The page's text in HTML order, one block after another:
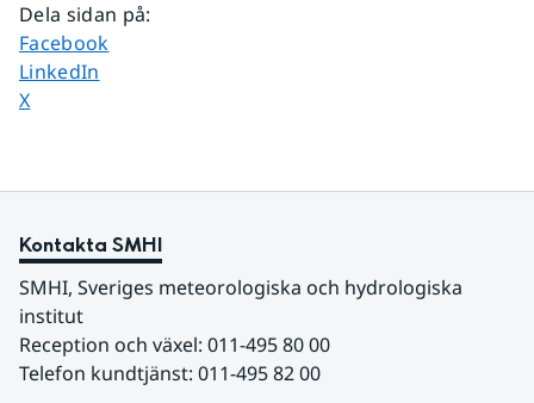
Dela sidan på:
Dela sidan på
Facebook
Dela sidan på
LinkedIn
Dela sidan på
X
Kontakta SMHI
SMHI, Sveriges meteorologiska och hydrologiska
institut
Reception och växel: 011-495 80 00
Telefon kundtjänst: 011-495 82 00